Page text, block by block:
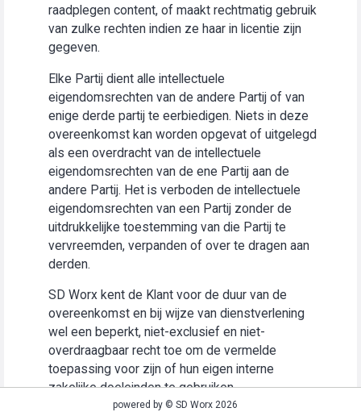
raadplegen content, of maakt rechtmatig gebruik
van zulke rechten indien ze haar in licentie zijn
gegeven.
Elke Partij dient alle intellectuele
eigendomsrechten van de andere Partij of van
enige derde partij te eerbiedigen. Niets in deze
overeenkomst kan worden opgevat of uitgelegd
als een overdracht van de intellectuele
eigendomsrechten van de ene Partij aan de
andere Partij. Het is verboden de intellectuele
eigendomsrechten van een Partij zonder de
uitdrukkelijke toestemming van die Partij te
vervreemden, verpanden of over te dragen aan
derden.
SD Worx kent de Klant voor de duur van de
overeenkomst en bij wijze van dienstverlening
wel een beperkt, niet-exclusief en niet-
overdraagbaar recht toe om de vermelde
toepassing voor zijn of hun eigen interne
zakelijke doeleinden te gebruiken
(“Gebruiksrecht”).powered by © SD Worx 2026